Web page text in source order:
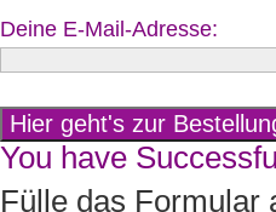
Deine E-Mail-Adresse:
You have
Fülle das Formular